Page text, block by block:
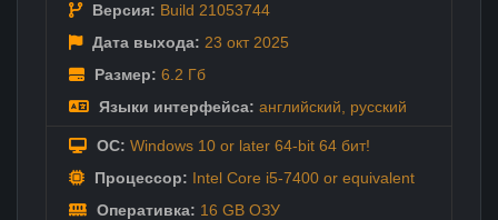
Версия: Build 21053744
Дата выхода: 23 окт 2025
Размер: 6.2 Гб
Языки интерфейса: английский русский
ОС: Windows 10 or later 64-bit 64 бит!
Процессор: Intel Core i5-7400 or equivalent
Оперативка: 16 GB ОЗУ